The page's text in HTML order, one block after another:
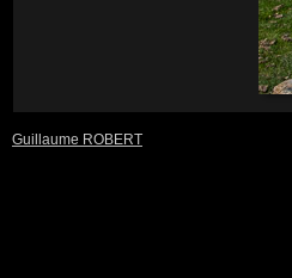
Guillaume ROBERT